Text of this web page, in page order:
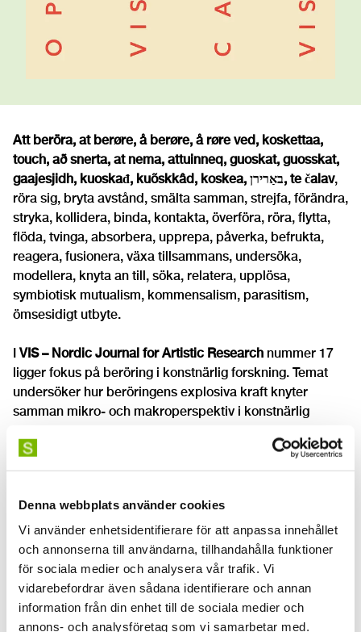
Denna webbplats använder cookies
Vi använder enhetsidentifierare för att anpassa innehållet
och annonserna till användarna, tillhandahålla funktioner
för sociala medier och analysera vår trafik. Vi
vidarebefordrar även sådana identifierare och annan
information från din enhet till de sociala medier och
annons- och analysföretag som vi samarbetar med.
Att beröra, at berøre, å berøre, å røre ved, koskettaa,
touch, að snerta, at nema, attuinneq, guoskat, guosskat,
gaajesjidh, kuoskađ, kuõskkâd, koskea, באַרירן, te čalav,
röra sig, bryta avstånd, smälta samman, strejfa, förändra,
stryka, kollidera, binda, kontakta, överföra, röra, flytta,
flöda, tvinga, absorbera, upprepa, påverka, befrukta,
reagera, fusionera, växa tillsammans, undersöka,
modellera, knyta an till, söka, relatera, upplösa,
symbiotisk mutualism, kommensalism, parasitism,
ömsesidigt utbyte.
I VIS – Nordic Journal for Artistic Research nummer 17
ligger fokus på beröring i konstnärlig forskning. Temat
undersöker hur beröringens explosiva kraft knyter
samman mikro- och makroperspektiv i konstnärlig
möjliggöra nya konstnärliga uttryck. Temat belyser både
relationen mellan konstnär, rörelse och materialitet, samt
Redaktör för numret ärGunhild Mathea Husvik-
Olaussen.
Flerspråkighet uppmuntras och värdesätts. VIS
välkomnar konstnärlig forskning där språkvalet har
gjorts med omsorg och där den lösning som bäst gagnar